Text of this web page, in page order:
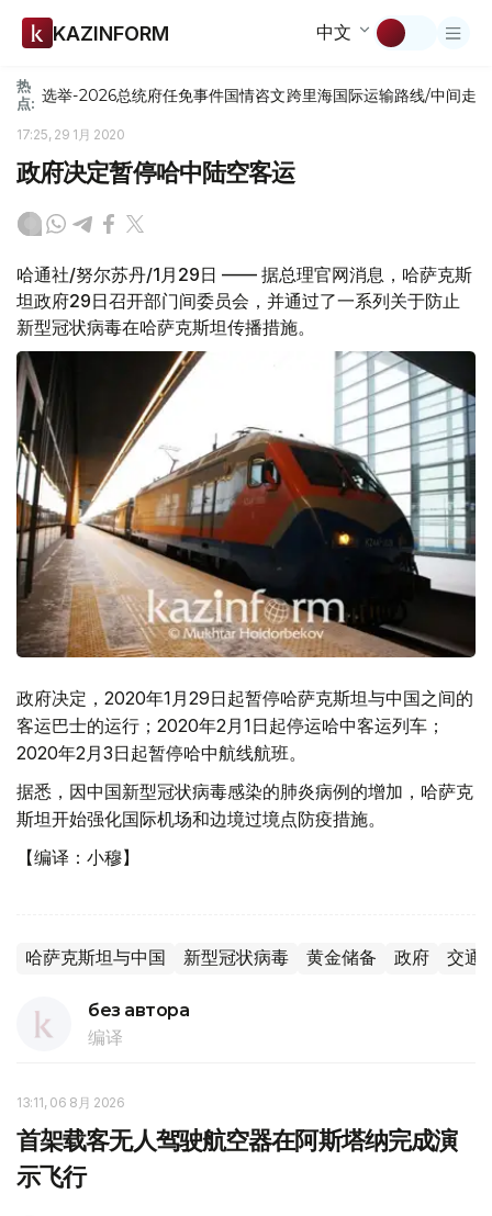
KAZINFORM 中文
热
点: 选举-2026总统府任免事件国情咨文跨里海国际运输路线/中间走廊
17:25, 29 1月 2020
政府决定暂停哈中陆空客运
哈通社/努尔苏丹/1月29日 —— 据总理官网消息，哈萨克斯
坦政府29日召开部门间委员会，并通过了一系列关于防止
新型冠状病毒在哈萨克斯坦传播措施。
政府决定，2020年1月29日起暂停哈萨克斯坦与中国之间的
客运巴士的运行；2020年2月1日起停运哈中客运列车；
2020年2月3日起暂停哈中航线航班。
据悉，因中国新型冠状病毒感染的肺炎病例的增加，哈萨克
斯坦开始强化国际机场和边境过境点防疫措施。
【编译：小穆】
哈萨克斯坦与中国 新型冠状病毒 黄金储备 政府 交通
без автора
编译
13:11, 06 8月 2026
首架载客无人驾驶航空器在阿斯塔纳完成演
示飞行